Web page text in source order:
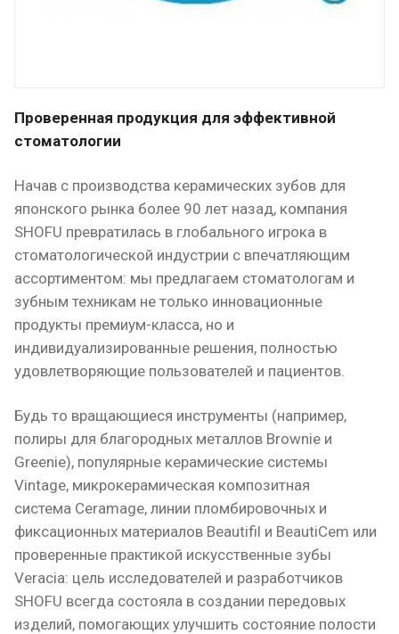
Проверенная продукция для эффективной
стоматологии
Начав с производства керамических зубов для
японского рынка более 90 лет назад, компания
SHOFU превратилась в глобального игрока в
стоматологической индустрии с впечатляющим
ассортиментом: мы предлагаем стоматологам и
зубным техникам не только инновационные
продукты премиум-класса, но и
индивидуализированные решения, полностью
удовлетворяющие пользователей и пациентов.
Будь то вращающиеся инструменты (например,
полиры для благородных металлов Brownie и
Greenie), популярные керамические системы
Vintage, микрокерамическая композитная
система Ceramage, линии пломбировочных и
фиксационных материалов Beautifil и BeautiCem или
проверенные практикой искусственные зубы
Veracia: цель исследователей и разработчиков
SHOFU всегда состояла в создании передовых
изделий, помогающих улучшить состояние полости